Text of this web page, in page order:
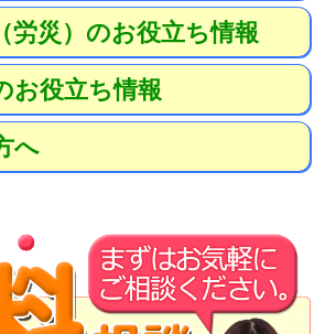
労災）のお役立ち情報
お役立ち情報
へ